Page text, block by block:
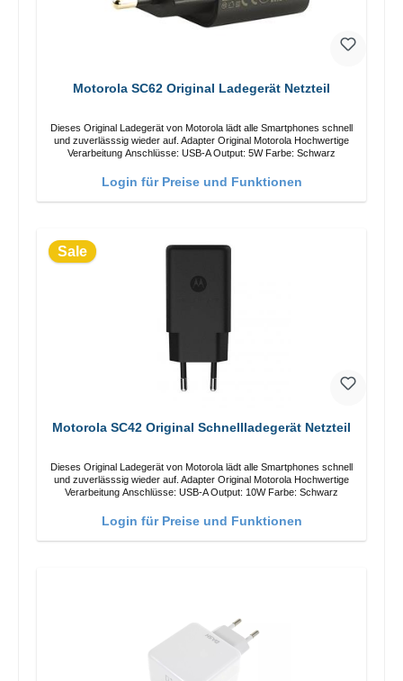
Motorola SC62 Original Ladegerät Netzteil
Dieses Original Ladegerät von Motorola lädt alle Smartphones schnell
und zuverlässsig wieder auf. Adapter Original Motorola Hochwertige
Verarbeitung Anschlüsse: USB-A Output: 5W Farbe: Schwarz
Login für Preise und Funktionen
Sale
Motorola SC42 Original Schnellladegerät Netzteil
Dieses Original Ladegerät von Motorola lädt alle Smartphones schnell
und zuverlässsig wieder auf. Adapter Original Motorola Hochwertige
Verarbeitung Anschlüsse: USB-A Output: 10W Farbe: Schwarz
Login für Preise und Funktionen